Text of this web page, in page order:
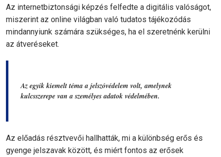
Az internetbiztonsági képzés felfedte a digitális valóságot,
miszerint az online világban való tudatos tájékozódás
mindannyiunk számára szükséges, ha el szeretnénk kerülni
az átveréseket.
Az egyik kiemelt téma a jelszóvédelem volt, amelynek
kulcsszerepe van a személyes adatok védelmében.
Az előadás résztvevői hallhatták, mi a különbség erős és
gyenge jelszavak között, és miért fontos az erősek